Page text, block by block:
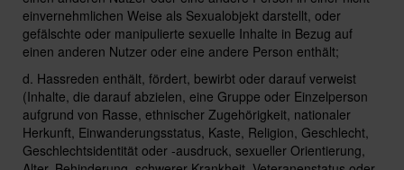
einvernehmlichen Weise als Sexualobjekt darstellt, oder
gefälschte oder manipulierte sexuelle Inhalte in Bezug auf
einen anderen Nutzer oder eine andere Person enthält;
d. Hassreden enthält, fördert, bewirbt oder darauf verweist
(Inhalte, die darauf abzielen, eine Gruppe oder Einzelperson
aufgrund von Rasse, ethnischer Zugehörigkeit, nationaler
Herkunft, Einwanderungsstatus, Kaste, Religion, Geschlecht,
Geschlechtsidentität oder -ausdruck, sexueller Orientierung,